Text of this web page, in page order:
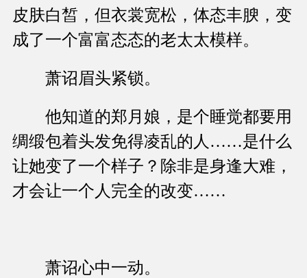
皮肤白皙，但衣裳宽松，体态丰腴，变
成了一个富富态态的老太太模样。
萧诏眉头紧锁。
他知道的郑月娘，是个睡觉都要用
绸缎包着头发免得凌乱的人……是什么
让她变了一个样子？除非是身逢大难，
才会让一个人完全的改变……
萧诏心中一动。